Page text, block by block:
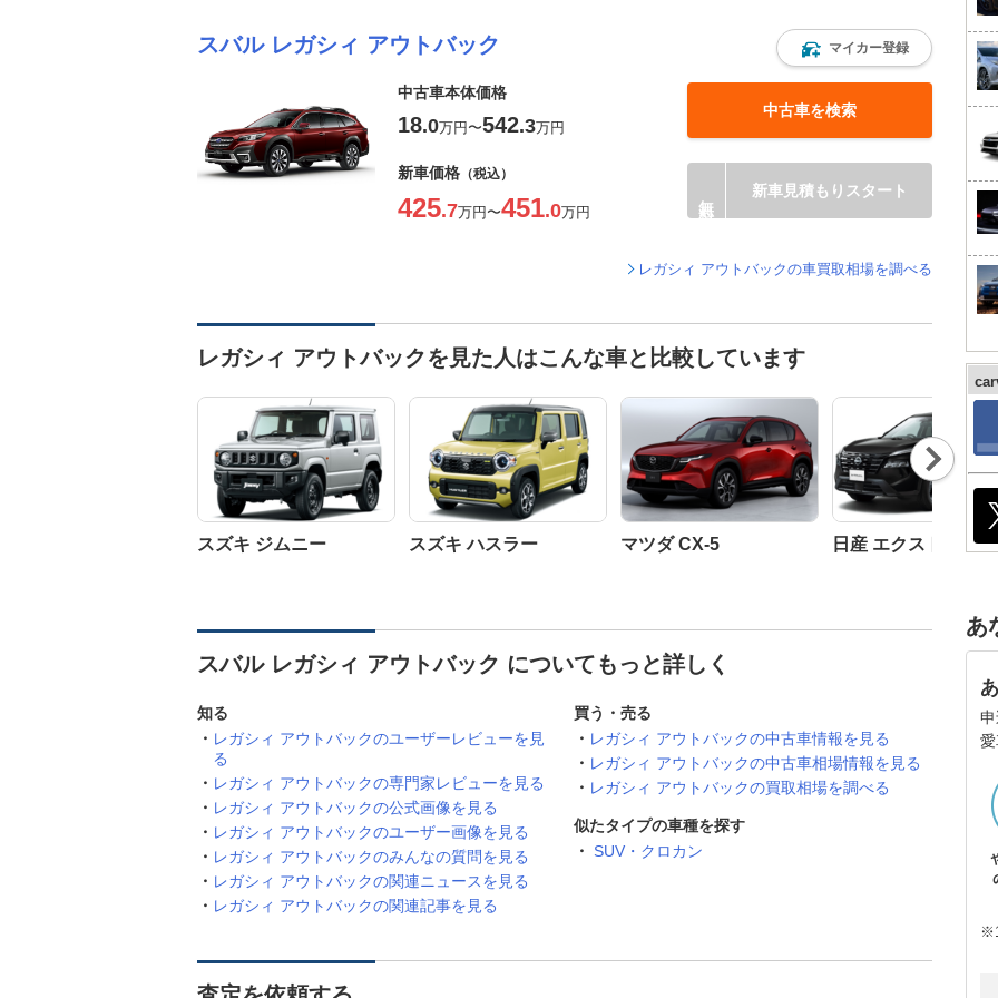
スバル レガシィ アウトバック マイカー登録
中古車本体価格
18.0万円〜542.3万円
中古車を検索
新車価格 （税込）
425.7万円〜451.0万円
新車見積もりスタート
レガシィ アウトバックの車買取相場を調べる
レガシィ アウトバックを見た人はこんな車と比較しています
スズキ ジムニー スズキ ハスラー マツダ CX-5 日産 エクストレイル
Nex
t
スバル レガシィ アウトバック についてもっと詳しく
知る
レガシィ アウトバックのユーザーレビューを見
る
レガシィ アウトバックの専門家レビューを見る
レガシィ アウトバックの公式画像を見る
レガシィ アウトバックのユーザー画像を見る
レガシィ アウトバックのみんなの質問を見る
レガシィ アウトバックの関連ニュースを見る
レガシィ アウトバックの関連記事を見る
買う・売る
レガシィ アウトバックの中古車情報を見る
レガシィ アウトバックの中古車相場情報を見る
レガシィ アウトバックの買取相場を調べる
似たタイプの車種を探す
SUV・クロカン
あ